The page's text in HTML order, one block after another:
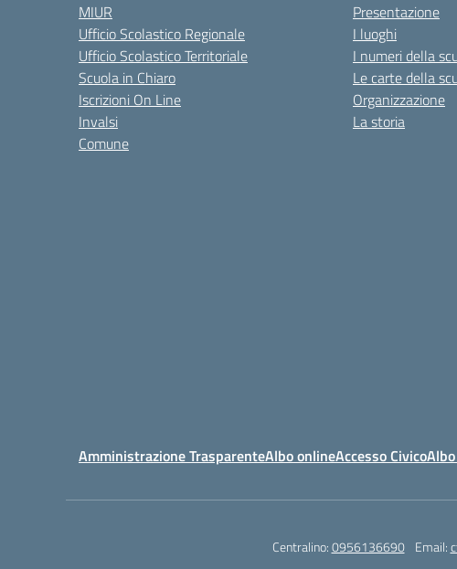
MIUR
Ufficio Scolastico Regionale
Ufficio Scolastico Territoriale
Scuola in Chiaro
Iscrizioni On Line
Invalsi
Comune
Presentazione
I luoghi
I numeri della
Le carte della
Organizzazione
La storia
Amministrazione TrasparenteAlbo onlineAccesso Civico
Centralino:0956136690 Email: